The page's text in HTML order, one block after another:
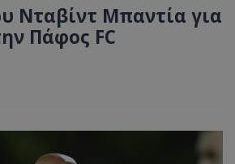
Νταβίντ Μπαντία για
Πάφος FC